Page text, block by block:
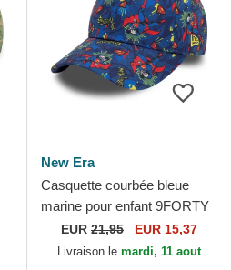
New Era
Casquette courbée bleue
marine pour enfant 9FORTY
All Over Print Superman DC
Comics New Era
EUR 21,95 EUR 15,37
Livraison le mardi, 11 aout